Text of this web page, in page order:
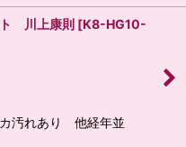
ト 川上康則 [K8-HG10-
汚れあり 他経年並